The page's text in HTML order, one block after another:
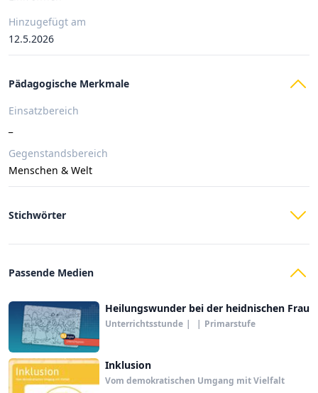
Hinzugefügt am
12.5.2026
Pädagogische Merkmale
Einsatzbereich
Gegenstandsbereich
Menschen & Welt
Stichwörter
Passende Medien
Heilungswunder bei der heidnischen Frau
Unterrichtsstunde | | Primarstufe
Inklusion
Vom demokratischen Umgang mit Vielfalt